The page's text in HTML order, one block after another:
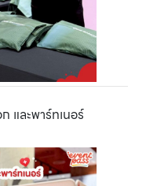
และพาร์ทเนอร์